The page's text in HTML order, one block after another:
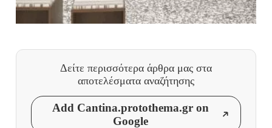
Δείτε περισσότερα άρθρα μας στα
αποτελέσματα αναζήτησης
Add Cantina.protothema.gr on
Google